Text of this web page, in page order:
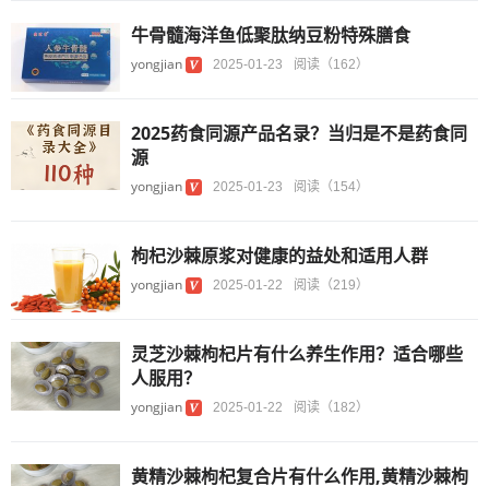
牛骨髓海洋鱼低聚肽纳豆粉特殊膳食
yongjian 2025-01-23 阅读（162）
2025药食同源产品名录？当归是不是药食同
源
yongjian 2025-01-23 阅读（154）
枸杞沙棘原浆对健康的益处和适用人群
yongjian 2025-01-22 阅读（219）
灵芝沙棘枸杞片有什么养生作用？适合哪些
人服用？
yongjian 2025-01-22 阅读（182）
黄精沙棘枸杞复合片有什么作用,黄精沙棘枸